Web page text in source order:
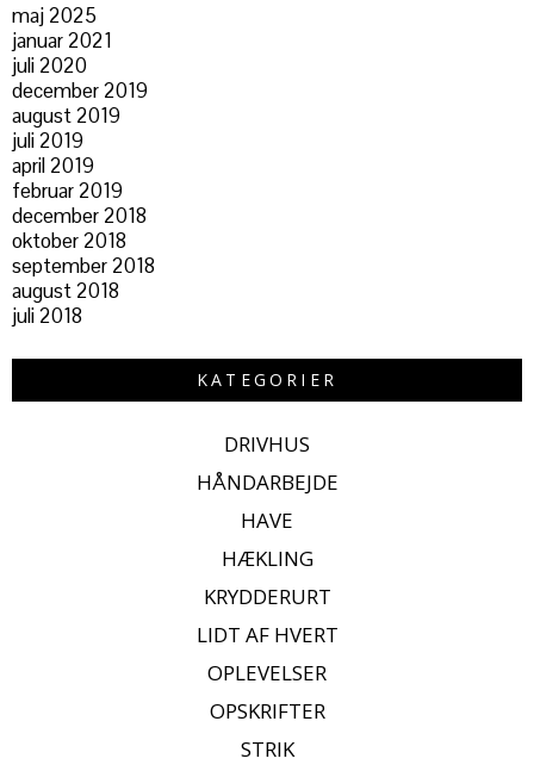
maj 2025
januar 2021
juli 2020
december 2019
august 2019
juli 2019
april 2019
februar 2019
december 2018
oktober 2018
september 2018
august 2018
juli 2018
KATEGORIER
DRIVHUS
HÅNDARBEJDE
HAVE
HÆKLING
KRYDDERURT
LIDT AF HVERT
OPLEVELSER
OPSKRIFTER
STRIK